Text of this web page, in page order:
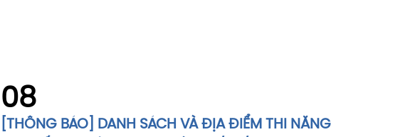
08
[THÔNG BÁO] DANH SÁCH VÀ ĐỊA ĐIỂM THI NĂNG